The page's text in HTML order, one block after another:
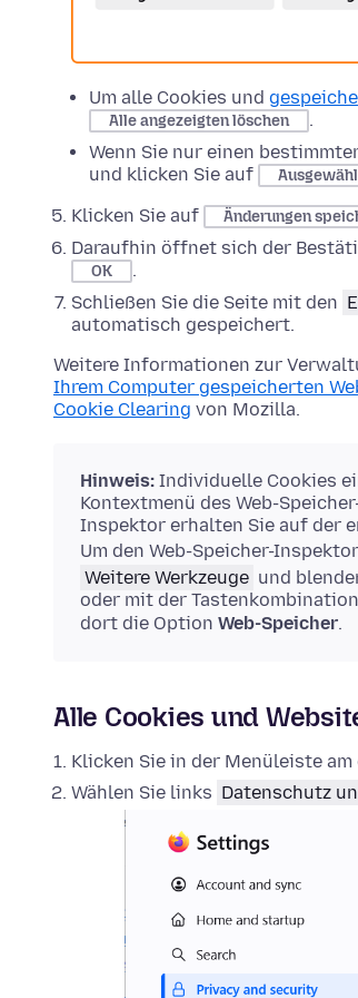
Um alle Cookies und
Alle angezeigten löschen
.
Wenn Sie nur einen
und klicken Sie auf
Klicken Sie auf
Änderungen
Daraufhin öffnet sich der
OK
.
Schließen Sie die Seite mit den
automatisch gespeichert.
Weitere Informationen zur
Ihrem Computer gespeicherten
Cookie Clearing von Mozilla.
Hinweis: Individuelle Cookies
Kontextmenü des Web-
Inspektor erhalten Sie auf der
Um den Web-Speicher-
Weitere Werkzeuge und
oder mit der Tastenkombination
dort die Option Web-Speicher.
Alle Cookies und
Klicken Sie in der Menüleiste
Wählen Sie links Datenschutz